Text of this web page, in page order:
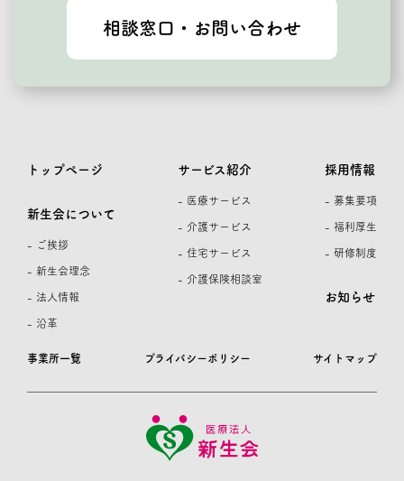
相談窓口・お問い合わせ
事業所一覧 プライバシーポリシー サイトマップ
トップページ
新生会について
- ご挨拶
- 新生会理念
- 法人情報
- 沿革
サービス紹介
- 医療サービス
- 介護サービス
- 住宅サービス
- 介護保険相談室
採用情報
- 募集要項
- 福利厚生
- 研修制度
お知らせ